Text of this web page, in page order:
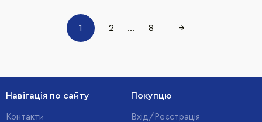
1 2 ... 8 →
Навігація по сайту
Контакти
Покупцю
Вхід/Реєстрація